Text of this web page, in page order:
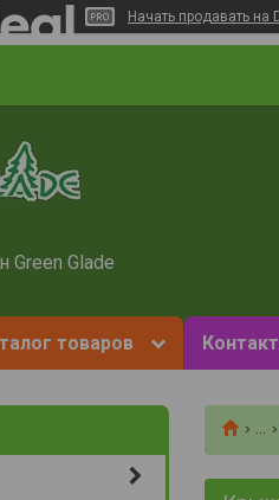
Начать продавать на
Green Glade
товаров